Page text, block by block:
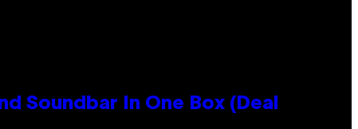
Soundbar In One Box (Deal